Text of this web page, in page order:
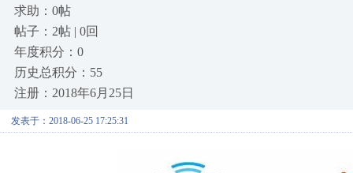
求助：0帖
帖子：2帖 | 0回
年度积分：0
历史总积分：55
注册：2018年6月25日
发表于：2018-06-25 17:25:31